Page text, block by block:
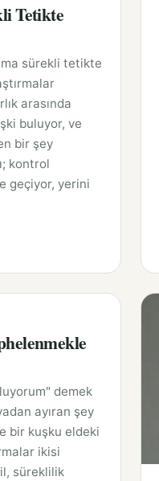
Tetikte
sürekli tetikte
arasında
buluyor, ve
bir şey
kontrol
geçiyor, yerini
demek
ayıran şey
bir kuşku eldeki
ikisi
süreklilik